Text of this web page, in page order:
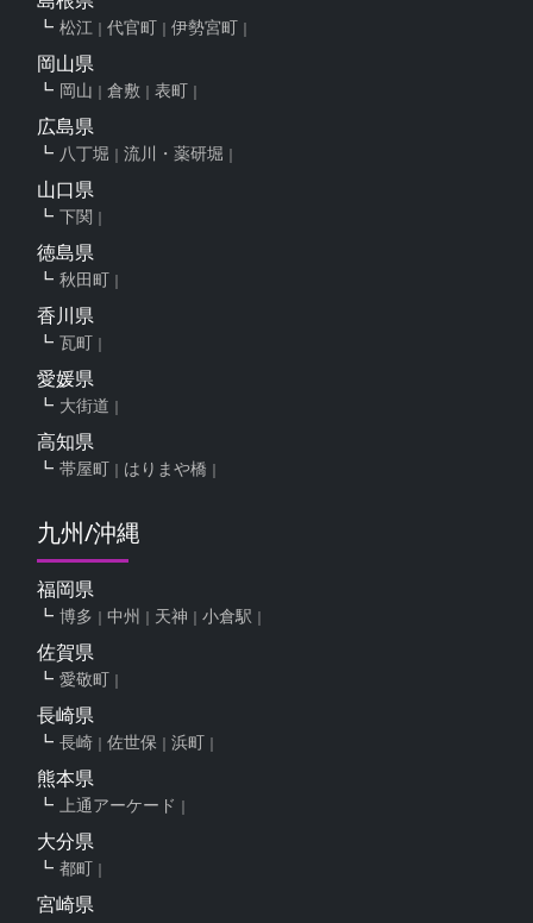
松江 代官町 伊勢宮町
岡山県
岡山 倉敷 表町
広島県
八丁堀 流川・薬研堀
山口県
下関
徳島県
秋田町
香川県
瓦町
愛媛県
大街道
高知県
帯屋町 はりまや橋
九州/沖縄
福岡県
博多 中州 天神 小倉駅
佐賀県
愛敬町
長崎県
長崎 佐世保 浜町
熊本県
上通アーケード
大分県
都町
宮崎県